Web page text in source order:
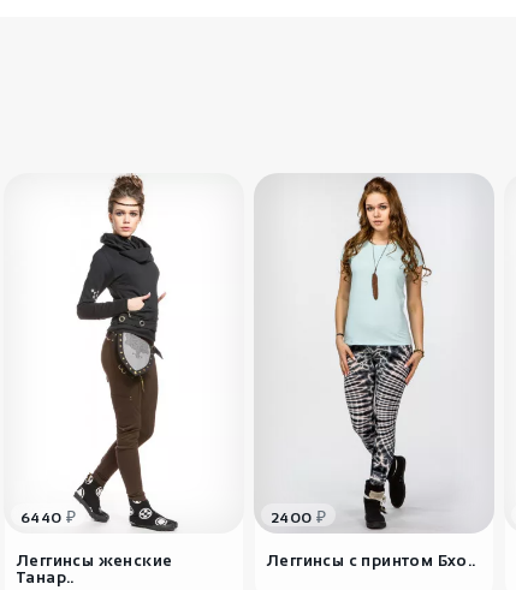
6440 ₽
Леггинсы женские
Танар..
2400 ₽
Леггинсы с принтом Бхо..